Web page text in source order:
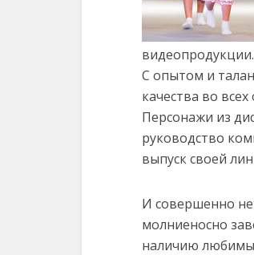
видеопродукции.
С опытом и
качества во
Персонажи из
руководство
выпуск своей
И совершенно
молниеносно
наличию